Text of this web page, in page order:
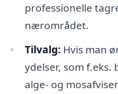
professionelle
nærområdet.
Tilvalg: Hvis man
ydelser, som f.eks.
alge- og